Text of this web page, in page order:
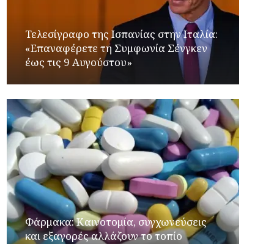
Τελεσίγραφο της Ισπανίας στην Ιταλία:
«Επαναφέρετε τη Συμφωνία Σένγκεν
έως τις 9 Αυγούστου»
Φάρμακα: Καινοτομία, συγχωνεύσεις
και εξαγορές αλλάζουν το τοπίο